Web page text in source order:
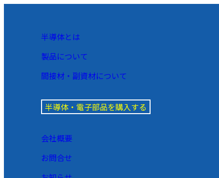
半導体とは
製品について
間接材・副資材について
半導体・電子部品を購入する
会社概要
お問合せ